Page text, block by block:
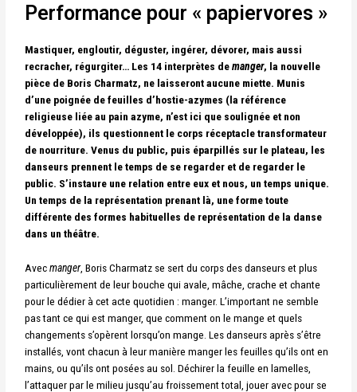
Performance pour « papiervores »
Mastiquer, engloutir, déguster, ingérer, dévorer, mais aussi
recracher, régurgiter… Les 14 interprètes demanger, la nouvelle
pièce de Boris Charmatz, ne laisseront aucune miette. Munis
d’une poignée de feuilles d’hostie-azymes (la référence
religieuse liée au pain azyme, n’est ici que soulignée et non
développée), ils questionnent le corps réceptacle transformateur
de nourriture. Venus du public, puis éparpillés sur le plateau, les
danseurs prennent le temps de se regarder et de regarder le
public. S’instaure une relation entre eux et nous, un temps unique.
Un temps de la représentation prenant là, une forme toute
différente des formes habituelles de représentation de la danse
dans un théâtre.
Avecmanger, Boris Charmatz se sert du corps des danseurs et plus
particulièrement de leur bouche qui avale, mâche, crache et chante
pour le dédier à cet acte quotidien : manger. L’important ne semble
pas tant ce qui est manger, que comment on le mange et quels
changements s’opèrent lorsqu’on mange. Les danseurs après s’être
installés, vont chacun à leur manière manger les feuilles qu’ils ont en
mains, ou qu’ils ont posées au sol. Déchirer la feuille en lamelles,
l’attaquer par le milieu jusqu’au froissement total, jouer avec pour se